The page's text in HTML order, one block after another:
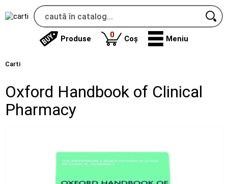
Produse 0produse
Coș Meniu
Carti
Oxford Handbook of Clinical
Pharmacy